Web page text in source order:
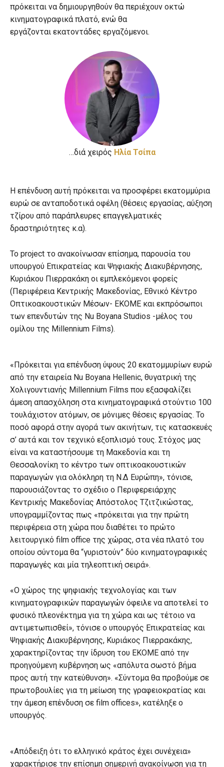
πρόκειται να δημιουργηθούν θα περιέχουν οκτώ
κινηματογραφικά πλατό, ενώ θα
εργάζονται εκατοντάδες εργαζόμενοι.
…διά χειρός Hλία Τσίπα
Η επένδυση αυτή πρόκειται να προσφέρει εκατομμύρια
ευρώ σε ανταποδοτικά οφέλη (θέσεις εργασίας, αύξηση
τζίρου από παράπλευρες επαγγελματικές
δραστηριότητες κ.α).
Το project το ανακοίνωσαν επίσημα, παρουσία του
υπουργού Επικρατείας και Ψηφιακής Διακυβέρνησης,
Κυριάκου Πιερρακάκη οι εμπλεκόμενοι φορείς
(Περιφέρεια Κεντρικής Μακεδονίας, Εθνικό Κέντρο
Οπτικοακουστικών Μέσων- ΕΚΟΜΕ και εκπρόσωποι
των επενδυτών της Nu Boyana Studios -μέλος του
ομίλου της Millennium Films).
«Πρόκειται για επένδυση ύψους 20 εκατομμυρίων ευρώ
από την εταιρεία Nu Boyana Hellenic, θυγατρική της
Χολιγουντιανής Millennium Films που εξασφαλίζει
άμεση απασχόληση στα κινηματογραφικά στούντιο 100
τουλάχιστον ατόμων, σε μόνιμες θέσεις εργασίας. Το
ποσό αφορά στην αγορά των ακινήτων, τις κατασκευές
σ’ αυτά και τον τεχνικό εξοπλισμό τους. Στόχος μας
είναι να καταστήσουμε τη Μακεδονία και τη
Θεσσαλονίκη το κέντρο των οπτικοακουστικών
παραγωγών για ολόκληρη τη Ν.Δ Ευρώπη», τόνισε,
παρουσιάζοντας το σχέδιο ο Περιφερειάρχης
Κεντρικής Μακεδονίας Απόστολος Τζιτζικώστας,
υπογραμμίζοντας πως «πρόκειται για την πρώτη
περιφέρεια στη χώρα που διαθέτει το πρώτο
λειτουργικό film office της χώρας, στα νέα πλατό του
οποίου σύντομα θα “γυριστούν” δύο κινηματογραφικές
παραγωγές και μία τηλεοπτική σειρά».
«Ο χώρος της ψηφιακής τεχνολογίας και των
κινηματογραφικών παραγωγών όφειλε να αποτελεί το
φυσικό πλεονέκτημα για τη χώρα και ως τέτοιο να
αντιμετωπισθεί», τόνισε ο υπουργός Επικρατείας και
Ψηφιακής Διακυβέρνησης, Κυριάκος Πιερρακάκης,
χαρακτηρίζοντας την ίδρυση του ΕΚΟΜΕ από την
προηγούμενη κυβέρνηση ως «απόλυτα σωστό βήμα
προς αυτή την κατεύθυνση». «Σύντομα θα προβούμε σε
πρωτοβουλίες για τη μείωση της γραφειοκρατίας και
την άμεση επένδυση σε film offices», κατέληξε ο
υπουργός.
«Απόδειξη ότι το ελληνικό κράτος έχει συνέχεια»
χαρακτήρισε την επίσημη σημερινή ανακοίνωση για τη